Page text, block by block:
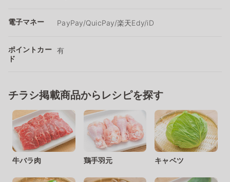
電子マネー PayPay/QuicPay/楽天Edy/iD
ポイントカー
ド
有
チラシ掲載商品からレシピを探す
牛バラ肉 鶏手羽元 キャベツ